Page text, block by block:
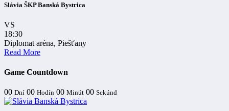
Slávia ŠKP Banská Bystrica
VS
18:30
Diplomat aréna, Piešťany
Read More
Game Countdown
00 Dní 00 Hodín 00 Minút 00 Sekúnd